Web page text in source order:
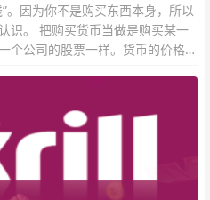
。因为你不是购买东西本身，所以
识。 把购买货币当做是购买某一
个公司的股票一样。货币的价格直